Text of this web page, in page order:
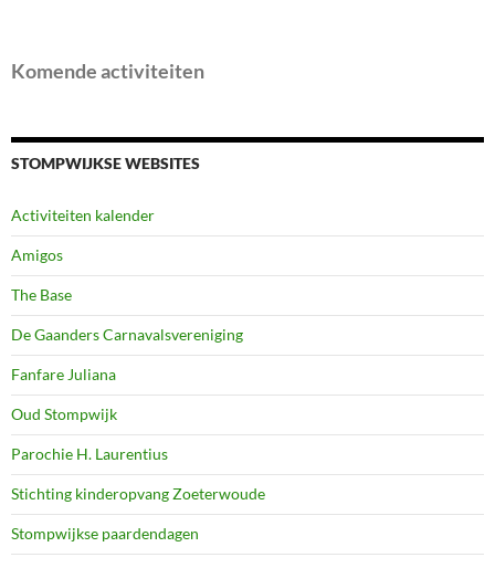
Komende activiteiten
STOMPWIJKSE WEBSITES
Activiteiten kalender
Amigos
The Base
De Gaanders Carnavalsvereniging
Fanfare Juliana
Oud Stompwijk
Parochie H. Laurentius
Stichting kinderopvang Zoeterwoude
Stompwijkse paardendagen